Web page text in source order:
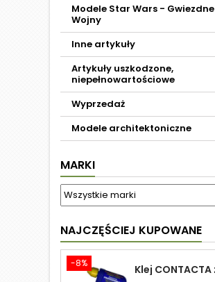
Modele Star Wars - Gwiezdne
Wojny
Inne artykuły
Artykuły uszkodzone,
niepełnowartościowe
Wyprzedaż
Modele architektoniczne
MARKI
NAJCZĘŚCIEJ KUPOWANE
-8%